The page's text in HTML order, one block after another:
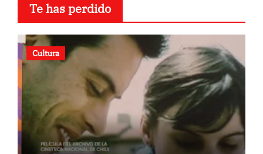
Te has perdido
Cultura